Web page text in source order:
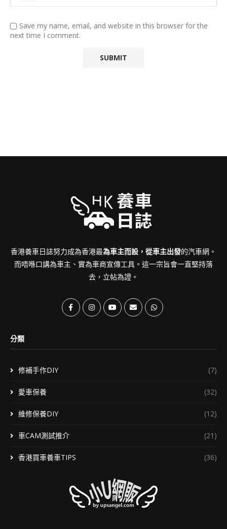
Save my name, email, and website in this browser for the
next time I comment.
香港養車日誌努力成為香港最為車主而設，從車主出發的汽車網。
而唔喺口講為車主、實為車商宣傳工具。這一宗旨會一直堅持落
去，立帖為證。
分類
修補手作DIY (7)
愛車保養 (32)
維修保養DIY (12)
車CAM測試推介 (21)
香港買車養車TIPS (36)